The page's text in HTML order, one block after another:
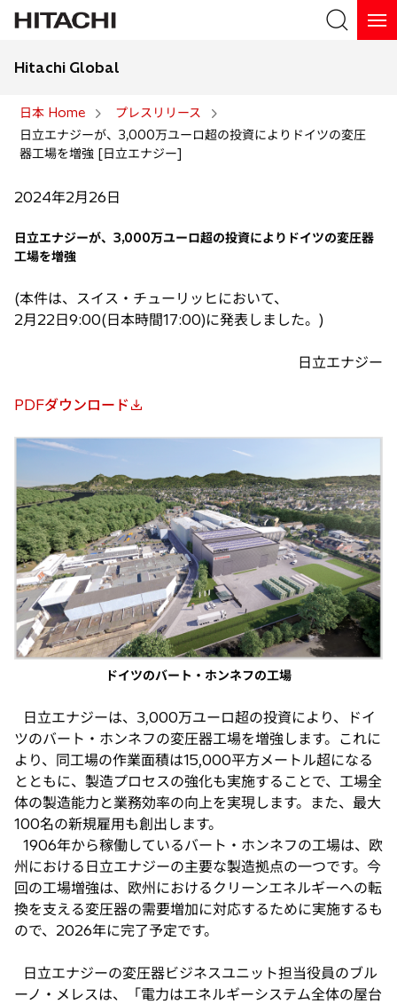
検索
Hitachi Global
日本 Home
プレスリリース
日立エナジーが、3,000万ユーロ超の投資によりドイツの変圧
器工場を増強 [日立エナジー]
2024年2月26日
日立エナジーが、3,000万ユーロ超の投資によりドイツの変圧器
工場を増強
(本件は、スイス・チューリッヒにおいて、
2月22日9:00(日本時間17:00)に発表しました。)
日立エナジー
PDFダウンロード
新
し
ブ
で
開
く
ドイツのバート・ホンネフの工場
日立エナジーは、3,000万ユーロ超の投資により、ドイ
ツのバート・ホンネフの変圧器工場を増強します。これに
より、同工場の作業面積は15,000平方メートル超になる
とともに、製造プロセスの強化も実施することで、工場全
体の製造能力と業務効率の向上を実現します。また、最大
100名の新規雇用も創出します。
1906年から稼働しているバート・ホンネフの工場は、欧
州における日立エナジーの主要な製造拠点の一つです。今
回の工場増強は、欧州におけるクリーンエネルギーへの転
換を支える変圧器の需要増加に対応するために実施するも
ので、2026年に完了予定です。
日立エナジーの変圧器ビジネスユニット担当役員のブル
ーノ・メレスは、「電力はエネルギーシステム全体の屋台